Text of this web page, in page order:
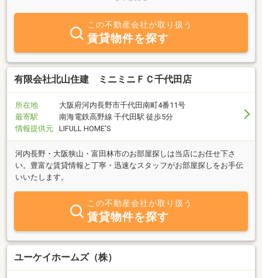
し豊富な経験と実績、信頼の責任施工・販売、スピーディな対応を
心掛け日々努めております。想いをかたちに暮らしに夢を応援する
当社へ、お気軽にご相談・お問い合せ下さい。
この不動産会社が取り扱う
賃貸物件を探す
有限会社北山住建 ミニミニＦＣ千代田店
所在地
大阪府河内長野市千代田南町4番11号
最寄駅
南海電鉄高野線 千代田駅 徒歩5分
情報提供元
LIFULL HOME'S
河内長野・大阪狭山・富田林市のお部屋探しは当店にお任せ下さ
い。豊富な賃貸情報と丁寧・迅速なスタッフがお部屋探しをお手伝
いいたします。
この不動産会社が取り扱う
賃貸物件を探す
ユーケイホームズ（株）